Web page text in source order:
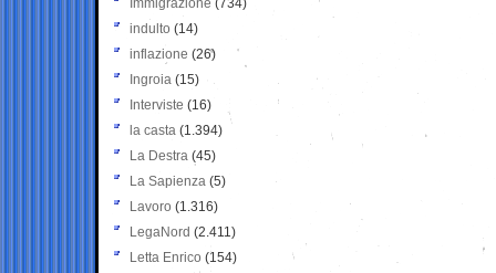
Immigrazione (734)
indulto (14)
inflazione (26)
Ingroia (15)
Interviste (16)
la casta (1.394)
La Destra (45)
La Sapienza (5)
Lavoro (1.316)
LegaNord (2.411)
Letta Enrico (154)